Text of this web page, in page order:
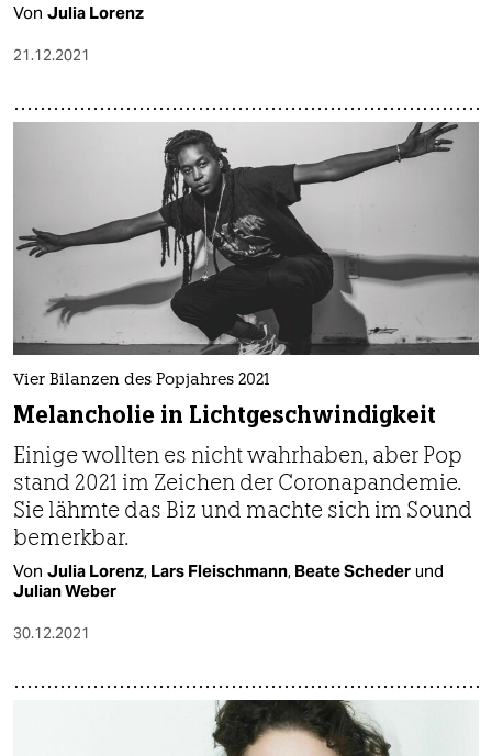
Von Julia Lorenz
21.12.2021
Vier Bilanzen des Popjahres 2021
Melancholie in Lichtgeschwindigkeit
Einige wollten es nicht wahrhaben, aber Pop
stand 2021 im Zeichen der Coronapandemie.
Sie lähmte das Biz und machte sich im Sound
bemerkbar.
Von Julia Lorenz, Lars Fleischmann, Beate Scheder und
Julian Weber
30.12.2021